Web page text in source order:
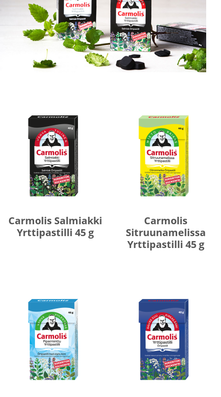
Carmolis Salmiakki
Yrttipastilli 45 g
Carmolis
Sitruunamelissa
Yrttipastilli 45 g